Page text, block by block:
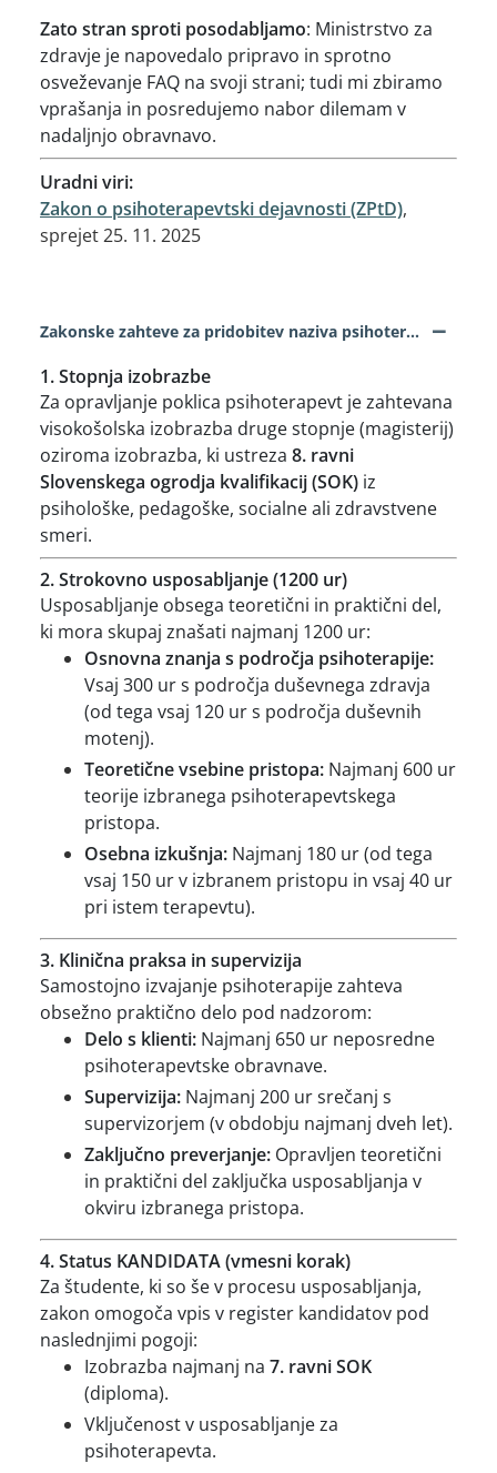
Zato stran sproti posodabljamo: Ministrstvo za
zdravje je napovedalo pripravo in sprotno
osveževanje FAQ na svoji strani; tudi mi zbiramo
vprašanja in posredujemo nabor dilemam v
nadaljnjo obravnavo.
Uradni viri:
Zakon o psihoterapevtski dejavnosti (ZPtD),
sprejet 25. 11. 2025
Zakonske zahteve za pridobitev naziva psihoterapevt in kandidat −
1. Stopnja izobrazbe
Za opravljanje poklica psihoterapevt je zahtevana
visokošolska izobrazba druge stopnje (magisterij)
oziroma izobrazba, ki ustreza 8. ravni
Slovenskega ogrodja kvalifikacij (SOK) iz
psihološke, pedagoške, socialne ali zdravstvene
smeri.
2. Strokovno usposabljanje (1200 ur)
Usposabljanje obsega teoretični in praktični del,
ki mora skupaj znašati najmanj 1200 ur:
Osnovna znanja s področja psihoterapije:
Vsaj 300 ur s področja duševnega zdravja
(od tega vsaj 120 ur s področja duševnih
motenj).
Teoretične vsebine pristopa: Najmanj 600 ur
teorije izbranega psihoterapevtskega
pristopa.
Osebna izkušnja: Najmanj 180 ur (od tega
vsaj 150 ur v izbranem pristopu in vsaj 40 ur
pri istem terapevtu).
3. Klinična praksa in supervizija
Samostojno izvajanje psihoterapije zahteva
obsežno praktično delo pod nadzorom:
Delo s klienti: Najmanj 650 ur neposredne
psihoterapevtske obravnave.
Supervizija: Najmanj 200 ur srečanj s
supervizorjem (v obdobju najmanj dveh let).
Zaključno preverjanje: Opravljen teoretični
in praktični del zaključka usposabljanja v
okviru izbranega pristopa.
4. Status KANDIDATA (vmesni korak)
Za študente, ki so še v procesu usposabljanja,
zakon omogoča vpis v register kandidatov pod
naslednjimi pogoji:
Izobrazba najmanj na 7. ravni SOK
(diploma).
Vključenost v usposabljanje za
psihoterapevta.